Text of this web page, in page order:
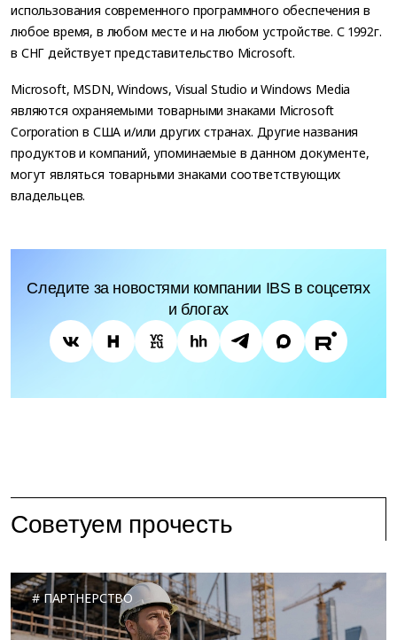
использования современного программного обеспечения в
любое время, в любом месте и на любом устройстве. С 1992г.
в СНГ действует представительство Microsoft.
Microsoft, MSDN, Windows, Visual Studio и Windows Media
являются охраняемыми товарными знаками Microsoft
Corporation в США и/или других странах. Другие названия
продуктов и компаний, упоминаемые в данном документе,
могут являться товарными знаками соответствующих
владельцев.
Следите за новостями компании IBS в соцсетях
и блогах
Советуем прочесть
ПАРТНЕРСТВО